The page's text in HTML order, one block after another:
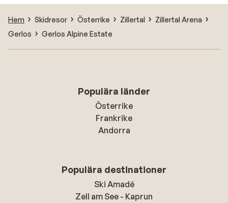
Hem Skidresor Österrike Zillertal
Zillertal Arena
Gerlos
Gerlos Alpine Estate
Populära länder
Österrike
Frankrike
Andorra
Populära destinationer
Ski Amadé
Zell am See - Kaprun